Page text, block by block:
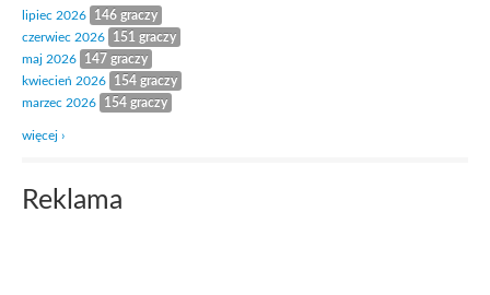
lipiec 2026
146 graczy
czerwiec 2026
151 graczy
maj 2026
147 graczy
kwiecień 2026
154 graczy
marzec 2026
154 graczy
więcej ›
Reklama